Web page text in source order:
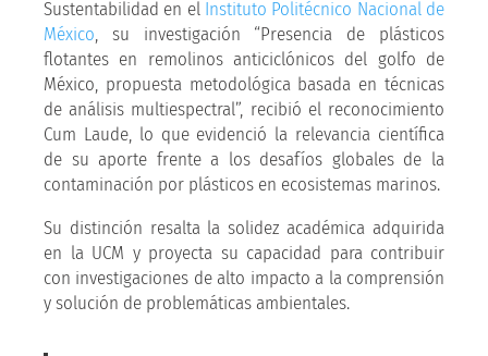
Sustentabilidad en el Instituto Politécnico Nacional de
México, su investigación “Presencia de plásticos
flotantes en remolinos anticiclónicos del golfo de
México, propuesta metodológica basada en técnicas
de análisis multiespectral”, recibió el reconocimiento
Cum Laude, lo que evidenció la relevancia científica
de su aporte frente a los desafíos globales de la
contaminación por plásticos en ecosistemas marinos.
Su distinción resalta la solidez académica adquirida
en la UCM y proyecta su capacidad para contribuir
con investigaciones de alto impacto a la comprensión
y solución de problemáticas ambientales.